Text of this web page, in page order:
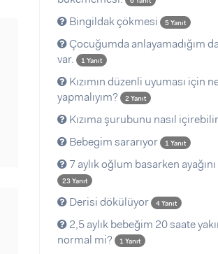
Bingildak çökmesi 5 Yanıt
Çocuğumda anlayamadığım
var.
1 Yanıt
Kızımın düzenli uyuması için
yapmalıyım?
2 Yanıt
Kızıma şurubunu nasıl
Bebegim sararıyor 1 Yanıt
7 aylık oğlum basarken ayağını
23 Yanıt
Derisi dökülüyor 4 Yanıt
2,5 aylık bebeğim 20 saate
normal mi?
1 Yanıt